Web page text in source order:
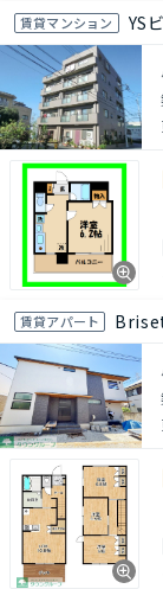
賃貸マンション YS
賃貸アパート